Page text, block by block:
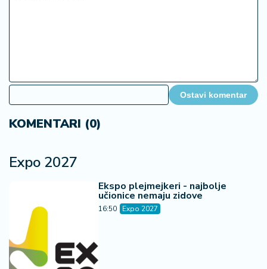
Ostavi komentar
KOMENTARI (0)
Expo 2027
Ekspo plejmejkeri - najbolje
učionice nemaju zidove
16:50 Expo 2027